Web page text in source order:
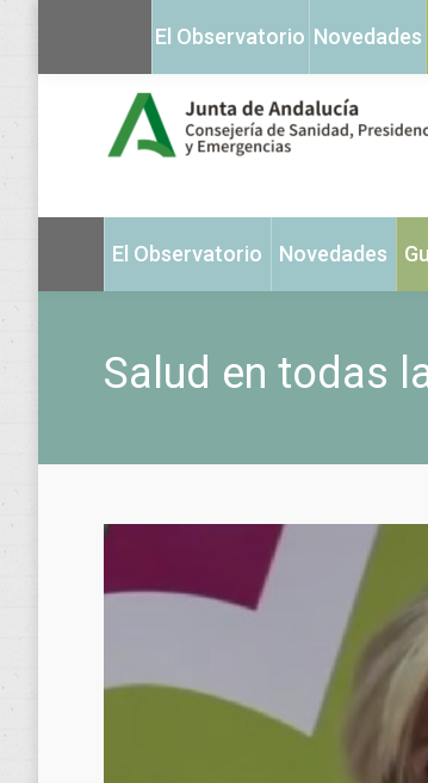
El Observatorio Novedades
Salud en todas
El Observatorio Novedades